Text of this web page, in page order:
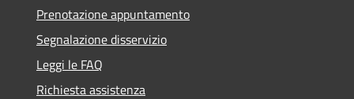
Prenotazione appuntamento
Segnalazione disservizio
Leggi le FAQ
Richiesta assistenza